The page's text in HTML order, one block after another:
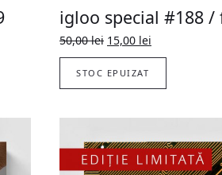
igloo special #188 /
50,00lei Prețul
inițial
a
fost:
15,00 lei
curent
15,00 lei.
STOC EPUIZAT